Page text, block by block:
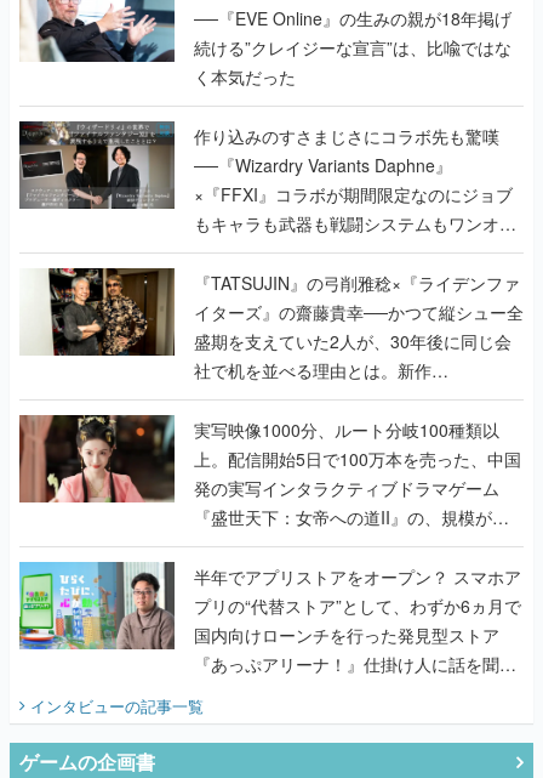
──『EVE Online』の生みの親が18年掲げ
続ける”クレイジーな宣言”は、比喩ではな
く本気だった
作り込みのすさまじさにコラボ先も驚嘆
──『Wizardry Variants Daphne』
×『FFXI』コラボが期間限定なのにジョブ
もキャラも武器も戦闘システムもワンオフ
で作り込まれた理由を両ディレクターに聞
く
『TATSUJIN』の弓削雅稔×『ライデンファ
イターズ』の齋藤貴幸──かつて縦シュー全
盛期を支えていた2人が、30年後に同じ会
社で机を並べる理由とは。新作
『TATSUJIN EXTREME』で初タッグを組
んだレジェンド2人に訊く開発秘話
実写映像1000分、ルート分岐100種類以
上。配信開始5日で100万本を売った、中国
発の実写インタラクティブドラマゲーム
『盛世天下：女帝への道II』の、規模が違
うこだわりをプロデューサーに聞いた
半年でアプリストアをオープン？ スマホア
プリの“代替ストア”として、わずか6ヵ月で
国内向けローンチを行った発見型ストア
『あっぷアリーナ！』仕掛け人に話を聞い
てみた
インタビューの記事一覧
ゲームの企画書